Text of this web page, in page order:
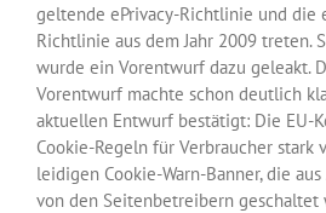
geltende ePrivacy-Richtlinie und die
Richtlinie aus dem Jahr 2009 treten.
wurde ein Vorentwurf dazu geleakt.
Vorentwurf machte schon deutlich
aktuellen Entwurf bestätigt: Die EU-
Cookie-Regeln für Verbraucher stark
leidigen Cookie-Warn-Banner, die
von den Seitenbetreibern geschaltet